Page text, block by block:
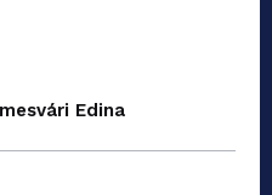
Edina